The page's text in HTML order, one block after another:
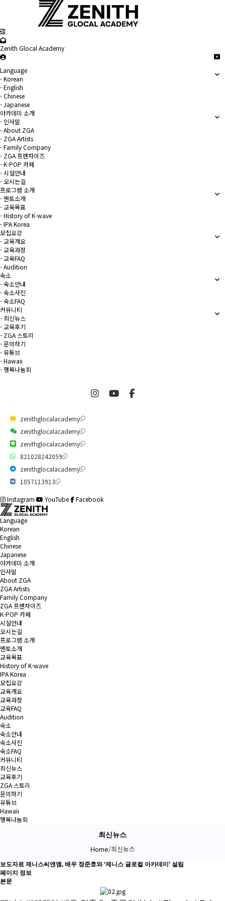
Zenith Glocal Academy
Language
- Korean
- English
- Chinese
- Japanese
아카데미 소개
- 인사말
- About ZGA
- ZGA Artists
- Family Company
- ZGA 프랜차이즈
- K-POP 카페
- 시설안내
- 오시는길
프로그램 소개
- 멘토소개
- 교육목표
- History of K-wave
- IPA Korea
모집요강
- 교육개요
- 교육과정
- 교육FAQ
- Audition
숙소
- 숙소안내
- 숙소사진
- 숙소FAQ
커뮤니티
- 최신뉴스
- 교육후기
- ZGA 스토리
- 문의하기
- 유튜브
- Hawaii
- 행복나눔회
zenithglocalacademy
zenithglocalacademy
zenithglocalacademy
821028242059
zenithglocalacademy
1057113913
Instagram YouTube Facebook
Language
Korean
English
Chinese
Japanese
아카데미 소개
인사말
About ZGA
ZGA Artists
Family Company
ZGA 프랜차이즈
K-POP 카페
시설안내
오시는길
프로그램 소개
멘토소개
교육목표
History of K-wave
IPA Korea
모집요강
교육개요
교육과정
교육FAQ
Audition
숙소
숙소안내
숙소사진
숙소FAQ
커뮤니티
최신뉴스
교육후기
ZGA 스토리
문의하기
유튜브
Hawaii
행복나눔회
최신뉴스
Home/최신뉴스
보도자료 제니스씨앤엠, 배우 정준호와 ‘제니스 글로컬 아카데미’ 설립
페이지 정보
본문